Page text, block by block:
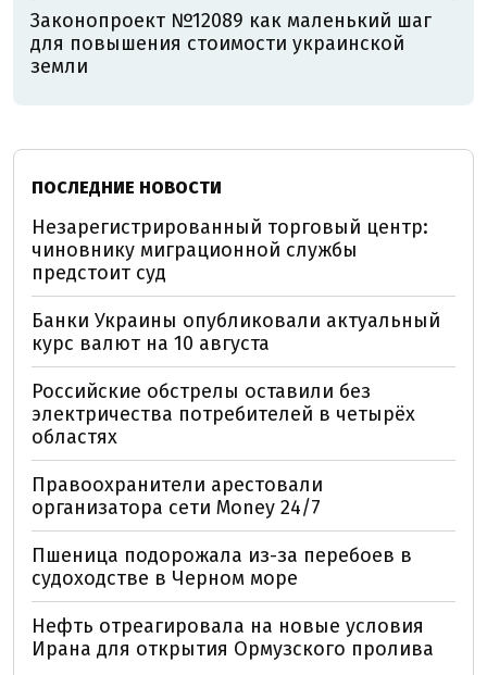
Законопроект №12089 как маленький шаг
для повышения стоимости украинской
земли
ПОСЛЕДНИЕ НОВОСТИ
Незарегистрированный торговый центр:
чиновнику миграционной службы
предстоит суд
Банки Украины опубликовали актуальный
курс валют на 10 августа
Российские обстрелы оставили без
электричества потребителей в четырёх
областях
Правоохранители арестовали
организатора сети Money 24/7
Пшеница подорожала из-за перебоев в
судоходстве в Черном море
Нефть отреагировала на новые условия
Ирана для открытия Ормузского пролива